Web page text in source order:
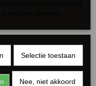
Selectie toestaan
Nee, niet akkoord